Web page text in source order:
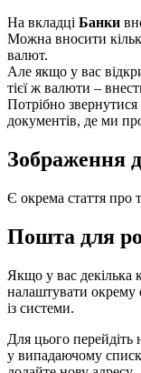
На вкладці Банки
Можна вносити
валют.
Але якщо у вас
тієї ж валюти –
Потрібно звернутися
документів, де ми
Зображення
Є окрема стаття про
Пошта для
Якщо у вас декілька
налаштувати окрему
із системи.
Для цього перейдіть
у випадаючому